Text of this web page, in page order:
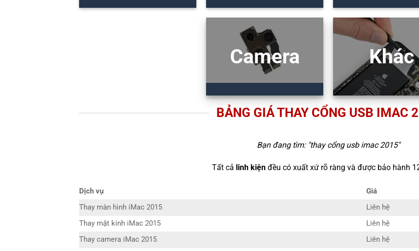
Camera Khác
BẢNG GIÁ THAY CỔNG USB IMAC
Bạn đang tìm: "thay cổng usb imac 2015"
Tất cả linh kiệnđều có xuất xứ rõ ràng và được bảo hành
Dịch vụ Giá
Thay màn hình iMac 2015
Liên hệ
Thay mặt kính iMac 2015
Liên hệ
Thay camera iMac 2015
Liên hệ